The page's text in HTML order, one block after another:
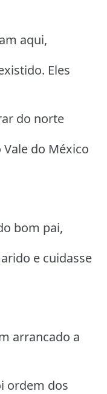
aqui,
Eles
do norte
do México
bom pai,
e cuidasse
arrancado a
ordem dos